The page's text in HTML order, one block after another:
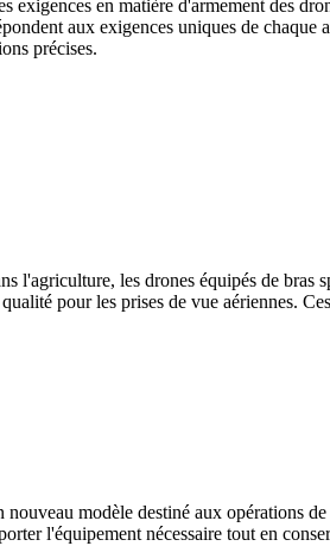
en matière d'armement des
aux exigences uniques de
précises.
l'agriculture, les drones équipés de bras
pour les prises de vue aériennes.
modèle destiné aux opérations
l'équipement nécessaire tout en